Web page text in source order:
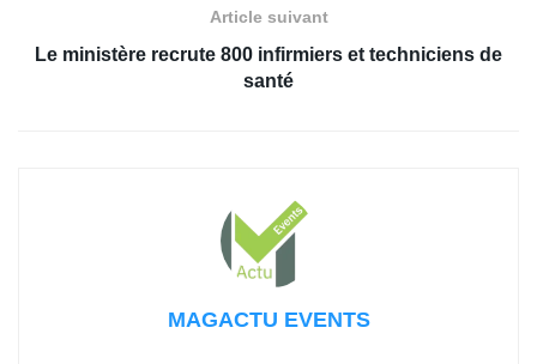
Article suivant
Le ministère recrute 800 infirmiers et techniciens de
santé
MAGACTU EVENTS